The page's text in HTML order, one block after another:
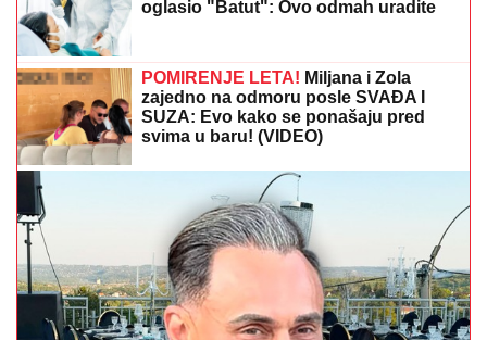
"ČULI SMO ZAPOMAGANJE, A ONDA SU NAŠLI
TELO"Komšije otkrile detalje ubistva Milke (82) na
Novom Beogradu: "Sina su izbegavali..."
SLOBA RADANOVIĆ SE OGLASIO
POSLE NAPADA:
nije bio ugrožen"
PLjUSKOVI I GRMLjAVINA STIŽU U
SRBIJU: Meteorolog otkrio kakvo nam
vreme donosi vikend i gde će